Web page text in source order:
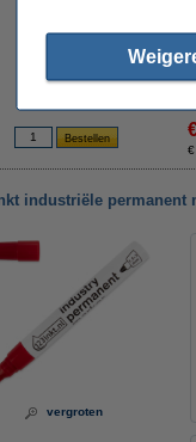
industriële permanent
vergroten